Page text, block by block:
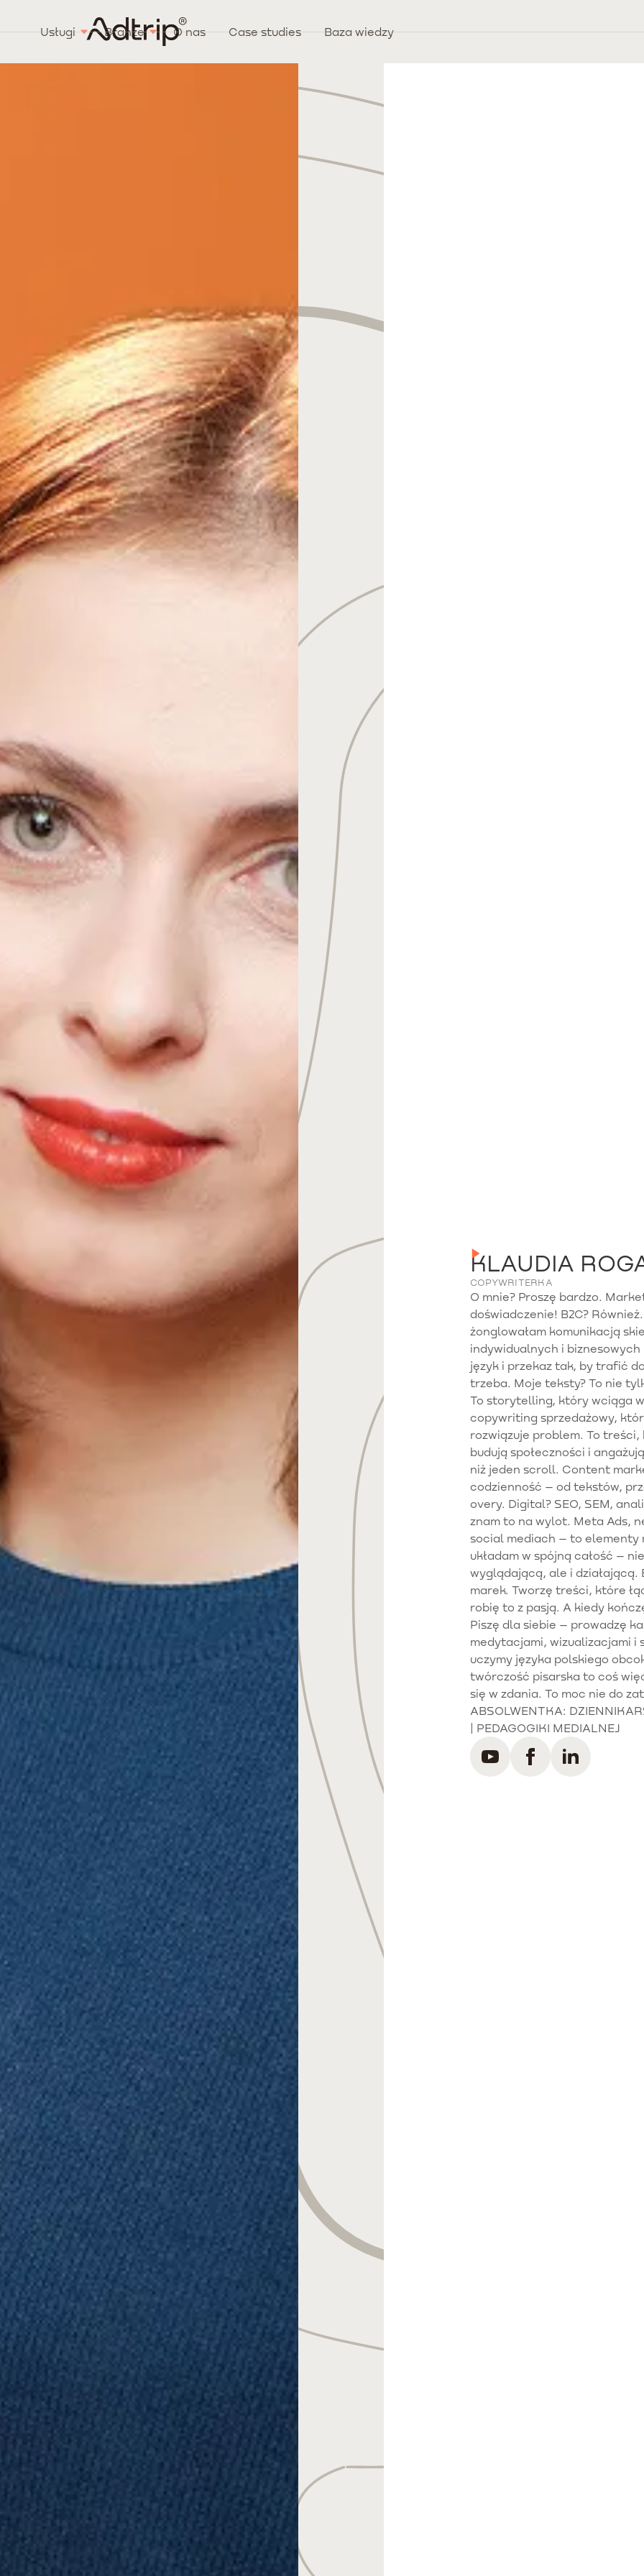
Usługi Branże O nas Case studies Baza wiedzy
KLAUDIA
COPYWRITERKA
O mnie? Proszę bardzo.
doświadczenie! B2C?
żonglowałam komunikacją
indywidualnych i
język i przekaz tak, by trafić
trzeba. Moje teksty? To nie
To storytelling, który wciąga
copywriting sprzedażowy,
rozwiązuje problem. To
budują społeczności i
niż jeden scroll. Content
codzienność – od tekstów,
overy. Digital? SEO, SEM,
znam to na wylot. Meta Ads,
social mediach – to elementy
układam w spójną całość –
wyglądającą, ale i działającą.
marek. Tworzę treści, które
robię to z pasją. A kiedy
Piszę dla siebie – prowadzę
medytacjami, wizualizacjami i
uczymy języka polskiego
twórczość pisarska to coś
się w zdania. To moc nie do
ABSOLWENTKA:
| PEDAGOGIKI MEDIALNEJ